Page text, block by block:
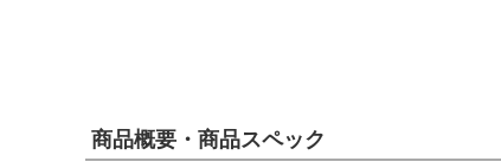
商品概要・商品スペック